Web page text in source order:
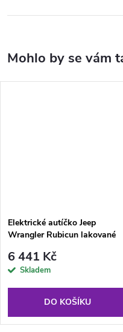
Elektrické autíčko Jeep
Wrangler Rubicun lakované
6 441 Kč
Skladem
DO KOŠÍKU